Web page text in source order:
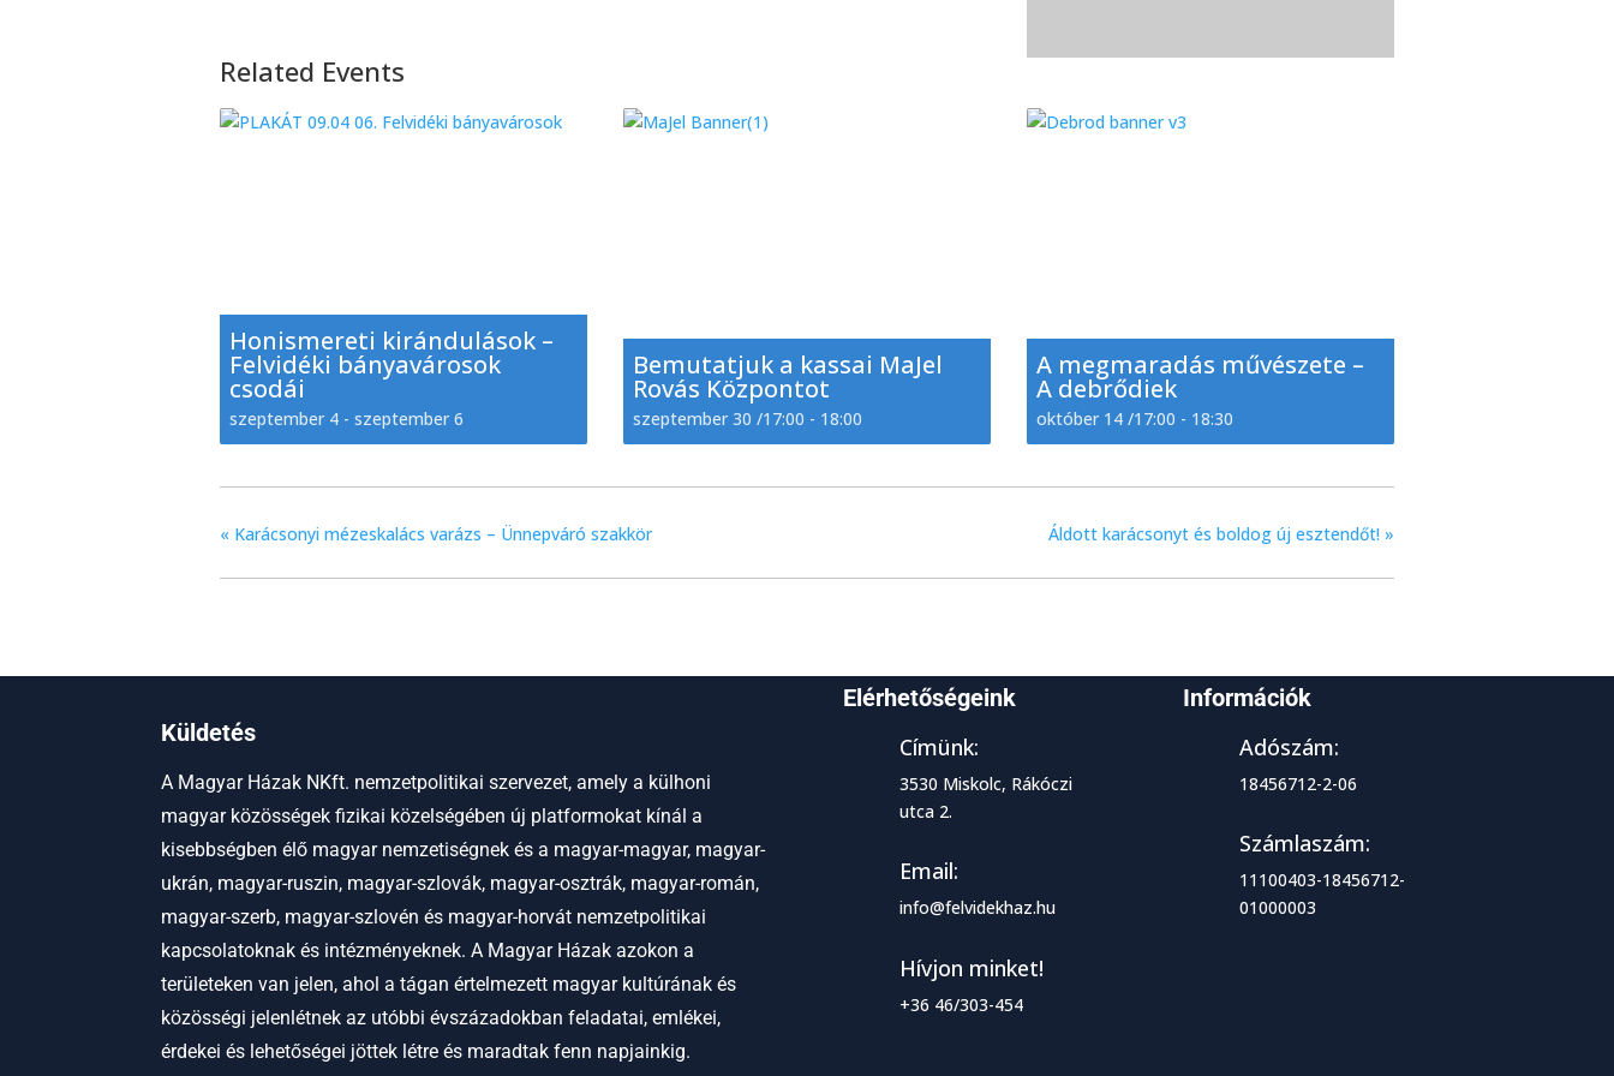
Related Events
Honismereti kirándulások –
Felvidéki bányavárosok
csodái
szeptember 4 - szeptember 6
Bemutatjuk a kassai MaJel
Rovás Központot
szeptember 30 /17:00 - 18:00
A megmaradás művészete –
A debrődiek
október 14 /17:00 - 18:30
« Karácsonyi mézeskalács varázs – Ünnepváró szakkör Áldott karácsonyt és boldog új esztendőt! »
Küldetés
A Magyar Házak NKft. nemzetpolitikai szervezet, amely a külhoni
magyar közösségek fizikai közelségében új platformokat kínál a
kisebbségben élő magyar nemzetiségnek és a magyar-magyar, magyar-
ukrán, magyar-ruszin, magyar-szlovák, magyar-osztrák, magyar-román,
magyar-szerb, magyar-szlovén és magyar-horvát nemzetpolitikai
kapcsolatoknak és intézményeknek. A Magyar Házak azokon a
területeken van jelen, ahol a tágan értelmezett magyar kultúrának és
közösségi jelenlétnek az utóbbi évszázadokban feladatai, emlékei,
érdekei és lehetőségei jöttek létre és maradtak fenn napjainkig.
Elérhetőségeink
Címünk:
3530 Miskolc, Rákóczi
utca 2.
Email:
info@felvidekhaz.hu
Hívjon minket!
+36 46/303-454
Információk
Adószám:
18456712-2-06
Számlaszám:
11100403-18456712-
01000003